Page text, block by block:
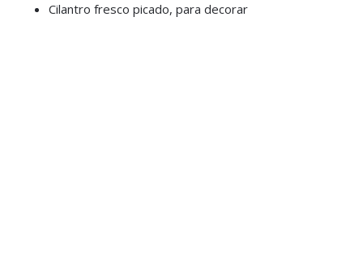
Cilantro fresco picado, para decorar